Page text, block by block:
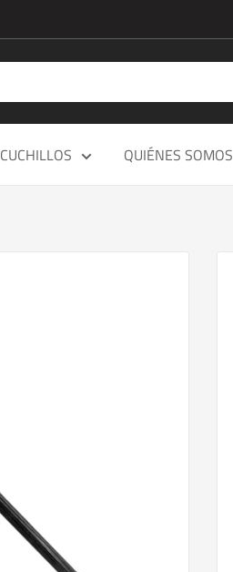
CUCHILLOS QUIÉNES SOMOS